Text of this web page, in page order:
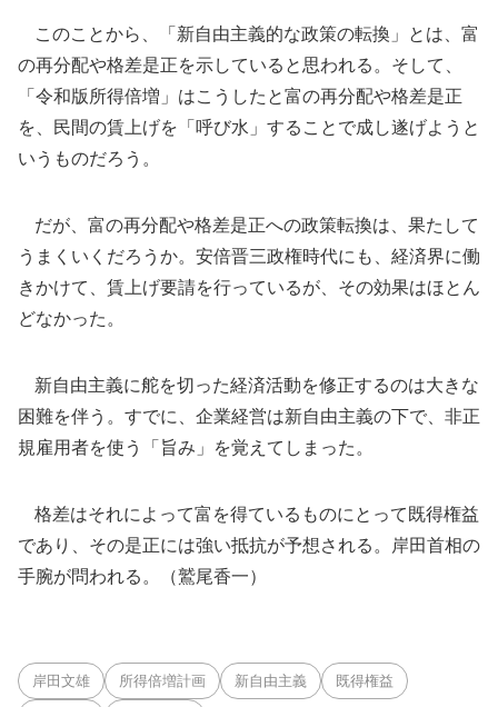
このことから、「新自由主義的な政策の転換」とは、富
の再分配や格差是正を示していると思われる。そして、
「令和版所得倍増」はこうしたと富の再分配や格差是正
を、民間の賃上げを「呼び水」することで成し遂げようと
いうものだろう。
だが、富の再分配や格差是正への政策転換は、果たして
うまくいくだろうか。安倍晋三政権時代にも、経済界に働
きかけて、賃上げ要請を行っているが、その効果はほとん
どなかった。
新自由主義に舵を切った経済活動を修正するのは大きな
困難を伴う。すでに、企業経営は新自由主義の下で、非正
規雇用者を使う「旨み」を覚えてしまった。
格差はそれによって富を得ているものにとって既得権益
であり、その是正には強い抵抗が予想される。岸田首相の
手腕が問われる。（鷲尾香一）
岸田文雄 所得倍増計画 新自由主義 既得権益